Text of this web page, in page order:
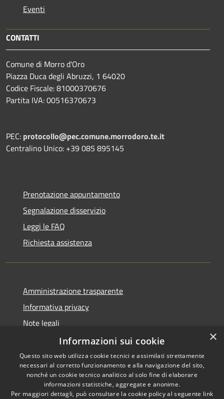
Eventi
CONTATTI
Comune di Morro d'Oro
Piazza Duca degli Abruzzi, 1 64020
Codice Fiscale: 81000370676
Partita IVA: 00516370673
PEC: protocollo@pec.comune.morrodoro.te.it
Centralino Unico: +39 085 895145
Prenotazione appuntamento
Segnalazione disservizio
Leggi le FAQ
Richiesta assistenza
Amministrazione trasparente
Informativa privacy
Note legali
Dichiarazione di accessibilità
RSS
Copyright © 2026 • Comune di
×
Informazioni sui cookie
Questo sito web utilizza cookie tecnici e assimilati strettamente
necessari al corretto funzionamento e alla navigazione del sito,
nonché un cookie tecnico analitico al solo fine di elaborare
informazioni statistiche, aggregate e anonime.
Per maggiori dettagli, può consultare la cookie policy al seguente link